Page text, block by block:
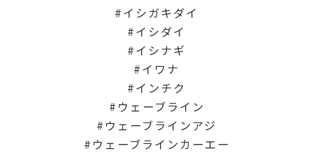
イシガキダイ
イシダイ
イシナギ
イワナ
インチク
ウェーブライン
ウェーブラインアジ
ウェーブラインカーエー